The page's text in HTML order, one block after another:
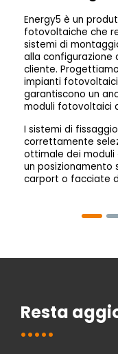
Energy5 è un
fotovoltaiche che
sistemi di
alla configurazione
cliente.
impianti
garantiscono un
moduli fotovoltaici
I sistemi di
correttamente
ottimale dei moduli
un posizionamento
carport o facciate
Resta